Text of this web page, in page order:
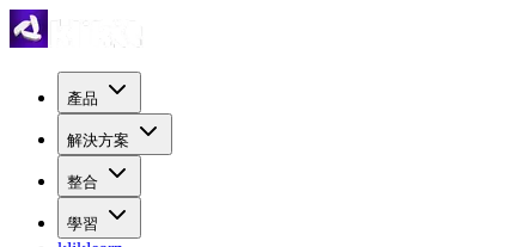
產品
解決方案
整合
學習